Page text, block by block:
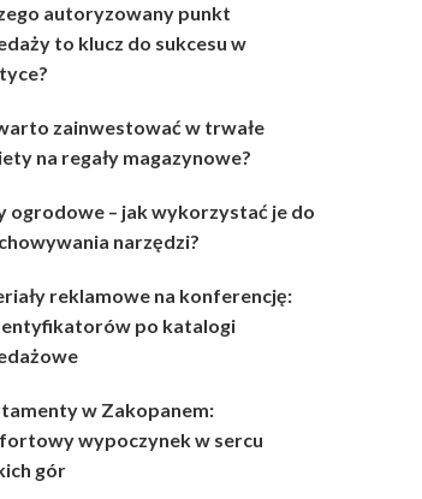
autoryzowany punkt
to klucz do sukcesu w
zainwestować w trwałe
na regały magazynowe?
ogrodowe – jak wykorzystać je do
narzędzi?
reklamowe na konferencję:
po katalogi
w Zakopanem:
wypoczynek w sercu
gór